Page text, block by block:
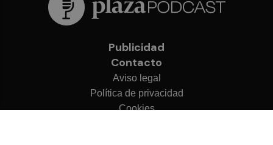
Publicidad
Contacto
Aviso legal
Política de privacidad
Cookies